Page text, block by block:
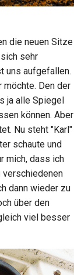
die neuen Sitze
sehr
uns aufgefallen.
Den der
ja alle Spiegel
können. Aber
Nu steht "Karl"
schaute und
mich, dass ich
verschiedenen
dann wieder zu
über den
viel besser